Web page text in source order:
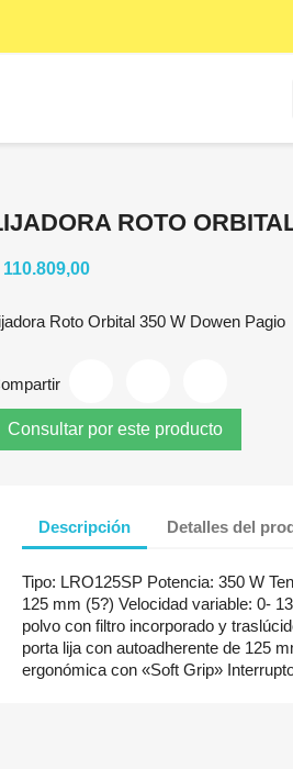
ROTO
110.809,00
Roto Orbital 350 W Dowen Pagio
Consultar por este producto
Descripción Detalles del
Tipo: LRO125SP Potencia: 350 W
125 mm (5?) Velocidad variable: 0-
polvo con filtro incorporado y
porta lija con autoadherente de 125
ergonómica con «Soft Grip»